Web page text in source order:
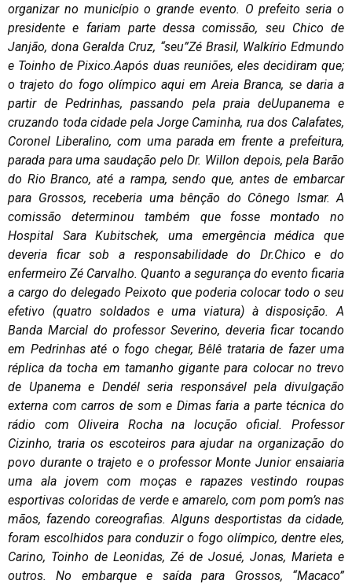
organizar no município o grande evento. O prefeito seria o
presidente e fariam parte dessa comissão, seu Chico de
Janjão, dona Geralda Cruz, “seu”Zé Brasil, Walkírio Edmundo
e Toinho de Pixico.Aapós duas reuniões, eles decidiram que;
o trajeto do fogo olímpico aqui em Areia Branca, se daria a
partir de Pedrinhas, passando pela praia deUupanema e
cruzando toda cidade pela Jorge Caminha, rua dos Calafates,
Coronel Liberalino, com uma parada em frente a prefeitura,
parada para uma saudação pelo Dr. Willon depois, pela Barão
do Rio Branco, até a rampa, sendo que, antes de embarcar
para Grossos, receberia uma bênção do Cônego Ismar. A
comissão determinou também que fosse montado no
Hospital Sara Kubitschek, uma emergência médica que
deveria ficar sob a responsabilidade do Dr.Chico e do
enfermeiro Zé Carvalho. Quanto a segurança do evento ficaria
a cargo do delegado Peixoto que poderia colocar todo o seu
efetivo (quatro soldados e uma viatura) à disposição. A
Banda Marcial do professor Severino, deveria ficar tocando
em Pedrinhas até o fogo chegar, Bêlê trataria de fazer uma
réplica da tocha em tamanho gigante para colocar no trevo
de Upanema e Dendél seria responsável pela divulgação
externa com carros de som e Dimas faria a parte técnica do
rádio com Oliveira Rocha na locução oficial. Professor
Cizinho, traria os escoteiros para ajudar na organização do
povo durante o trajeto e o professor Monte Junior ensaiaria
uma ala jovem com moças e rapazes vestindo roupas
esportivas coloridas de verde e amarelo, com pom pom’s nas
mãos, fazendo coreografias. Alguns desportistas da cidade,
foram escolhidos para conduzir o fogo olímpico, dentre eles,
Carino, Toinho de Leonidas, Zé de Josué, Jonas, Marieta e
outros. No embarque e saída para Grossos, “Macaco”